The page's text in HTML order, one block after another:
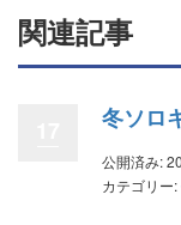
関連記事
冬ソロ
公開済み:
カテゴリー: